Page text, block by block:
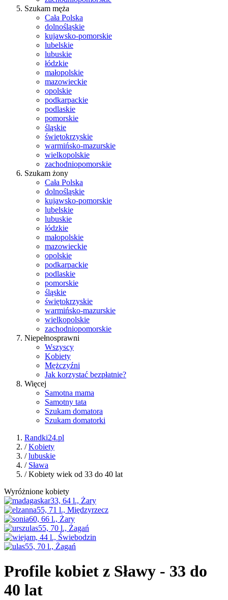
Szukam męża
Cała Polska
dolnośląskie
kujawsko-pomorskie
lubelskie
lubuskie
łódzkie
małopolskie
mazowieckie
opolskie
podkarpackie
podlaskie
pomorskie
śląskie
świętokrzyskie
warmińsko-mazurskie
wielkopolskie
zachodniopomorskie
Szukam żony
Cała Polska
dolnośląskie
kujawsko-pomorskie
lubelskie
lubuskie
łódzkie
małopolskie
mazowieckie
opolskie
podkarpackie
podlaskie
pomorskie
śląskie
świętokrzyskie
warmińsko-mazurskie
wielkopolskie
zachodniopomorskie
Niepełnosprawni
Wszyscy
Kobiety
Mężczyźni
Jak korzystać bezpłatnie?
Więcej
Samotna mama
Samotny tata
Szukam domatora
Szukam domatorki
Randki24.pl
/Kobiety
/lubuskie
/ Sława
/ Kobiety wiek od 33 do 40 lat
Wyróżnione kobiety
Profile kobiet z Sławy - 33 do
40 lat